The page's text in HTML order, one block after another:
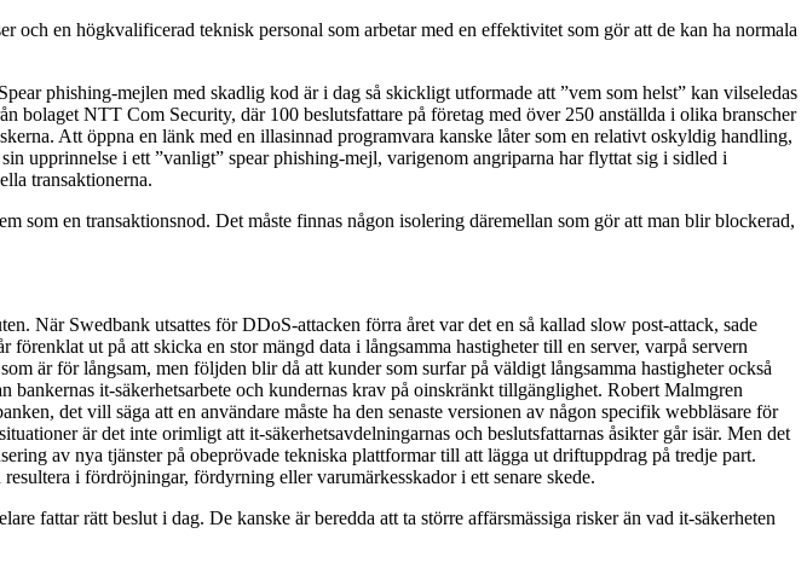
en högkvalificerad teknisk personal som arbetar med en effektivitet som gör att de kan ha normala
phishing-mejlen med skadlig kod är i dag så skickligt utformade att ”vem som helst” kan vilseledas
NTT Com Security, där 100 beslutsfattare på företag med över 250 anställda i olika branscher
Att öppna en länk med en illasinnad programvara kanske låter som en relativt oskyldig handling,
upprinnelse i ett ”vanligt” spear phishing-mejl, varigenom angriparna har flyttat sig i sidled i
transaktionerna.
en transaktionsnod. Det måste finnas någon isolering däremellan som gör att man blir blockerad,
När Swedbank utsattes för DDoS-attacken förra året var det en så kallad slow post-attack, sade
ut på att skicka en stor mängd data i långsamma hastigheter till en server, varpå servern
är för långsam, men följden blir då att kunder som surfar på väldigt långsamma hastigheter också
it-säkerhetsarbete och kundernas krav på oinskränkt tillgänglighet. Robert Malmgren
det vill säga att en användare måste ha den senaste versionen av någon specifik webbläsare för
är det inte orimligt att it-säkerhetsavdelningarnas och beslutsfattarnas åsikter går isär. Men det
av nya tjänster på obeprövade tekniska plattformar till att lägga ut driftuppdrag på tredje part.
i fördröjningar, fördyrning eller varumärkesskador i ett senare skede.
fattar rätt beslut i dag. De kanske är beredda att ta större affärsmässiga risker än vad it-säkerheten